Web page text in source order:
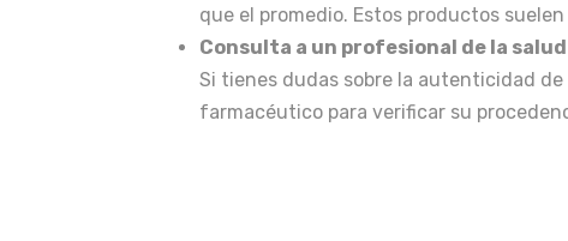
que el promedio. Estos productos
Consulta a un profesional de la salud
Si tienes dudas sobre la autenticidad
farmacéutico para verificar su